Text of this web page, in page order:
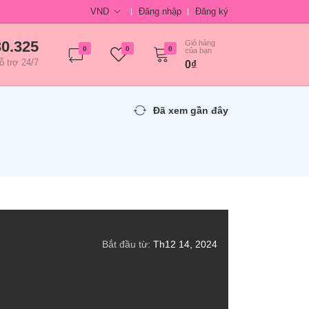
VND Đăng nhập Đăng ký
trợ 24/7
0 0 0
Giỏ hàng
của bạn
0₫
Đã xem gần đây
Bắt đầu từ: Th12 14, 2024